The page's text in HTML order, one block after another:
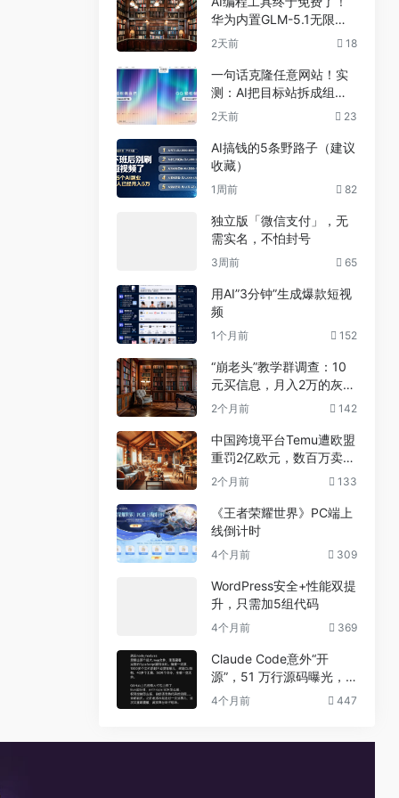
华为内置GLM-5.1无限
用，npm装完就能写代码
2天前 18
一句话克隆任意网站！实
测：AI把目标站拆成组
件，差异不到5%
2天前 23
AI搞钱的5条野路子（建议
收藏）
1周前 82
独立版「微信支付」，无
需实名，不怕封号
3周前 65
用AI”3分钟”生成爆款短视
频
1个月前 152
“崩老头”教学群调查：10
元买信息，月入2万的灰色
兼职真相
2个月前 142
中国跨境平台Temu遭欧盟
重罚2亿欧元，数百万卖家
恐受牵连
2个月前 133
《王者荣耀世界》PC端上
线倒计时
4个月前 309
WordPress安全+性能双提
升，只需加5组代码
4个月前 369
Claude Code意外“开
源”，51 万行源码曝光，
但真正的秘密没有泄露
4个月前 447